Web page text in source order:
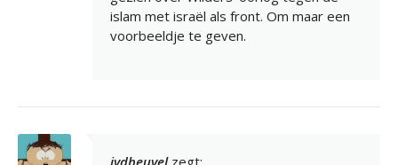
islam met israël als front. Om maar een
voorbeeldje te geven.